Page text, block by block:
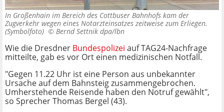
In Großenhain im Bereich des Cottbuser Bahnhofs kam der
Zugverkehr wegen eines Notarzteinsatzes zeitweise zum Erliegen.
(Symbolfoto) © Bernd Settnik dpa/lbn
Wie die Dresdner Bundespolizei auf TAG24-Nachfrage
mitteilte, gab es vor Ort einen medizinischen Notfall.
"Gegen 11.22 Uhr ist eine Person aus unbekannter
Ursache auf dem Bahnsteig zusammengebrochen.
Umherstehende Reisende haben den Notruf gewählt",
so Sprecher Thomas Bergel (43).